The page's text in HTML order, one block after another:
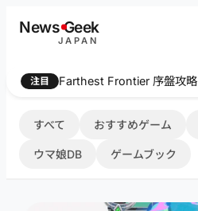
NewsGeek
JAPAN
注目 Farthest Frontier 序盤攻略
すべて おすすめゲーム
ウマ娘DB ゲームブック